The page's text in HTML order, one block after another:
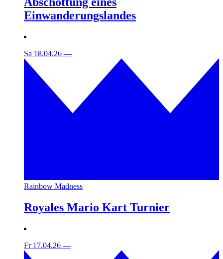
Einwanderungslandes
Sa 18.04.26 —
Rainbow Madness
Royales Mario Kart Turnier
Fr 17.04.26 —